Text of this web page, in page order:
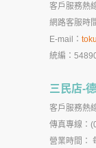
客戶服務熱
網路客服時
E-mail：
統編：
三民店-
客戶服務熱
傳真專線：
營業時間：